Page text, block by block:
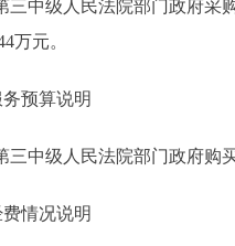
中级人民法院部门政府采购
万元。
预算说明
中级人民法院部门政府购
情况说明